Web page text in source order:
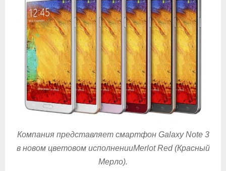
Компания представляет смартфон Galaxy Note 3
в новом цветовом исполненииMerlot Red (Красный
Мерло).